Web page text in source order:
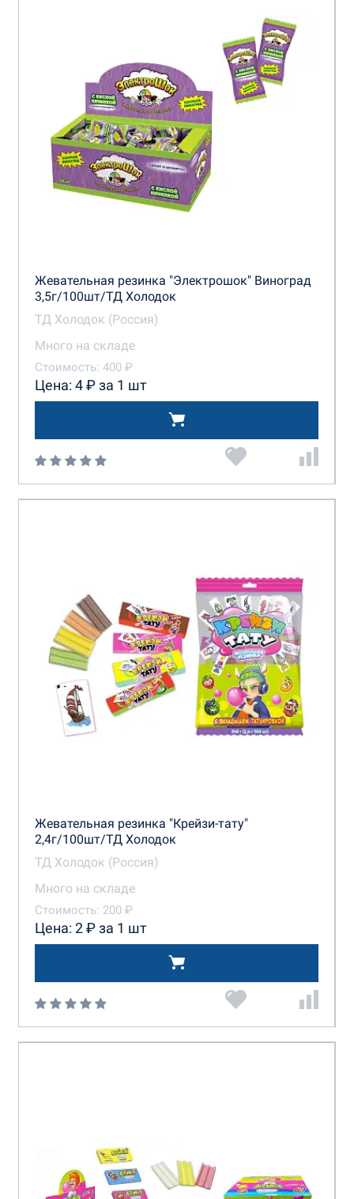
Жевательная резинка "Электрошок" Виноград
3,5г/100шт/ТД Холодок
ТД Холодок (Россия)
Много на складе
Стоимость: 400 ₽
Цена: 4 ₽ за 1 шт
Жевательная резинка "Крейзи-тату"
2,4г/100шт/ТД Холодок
ТД Холодок (Россия)
Много на складе
Стоимость: 200 ₽
Цена: 2 ₽ за 1 шт